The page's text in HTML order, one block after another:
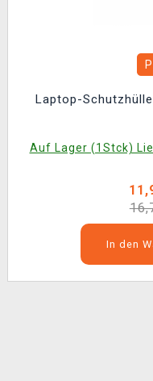
Laptop-
Auf Lager (1Stck)
In den